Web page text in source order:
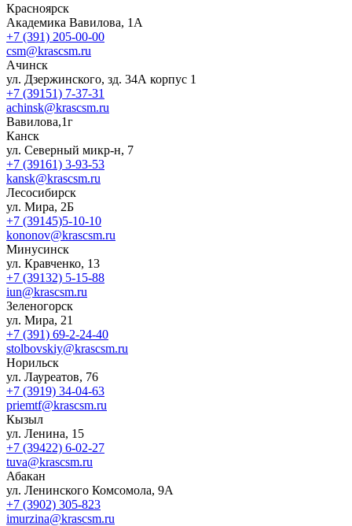
Красноярск
Академика Вавилова, 1А
+7 (391) 205-00-00
csm@krascsm.ru
Ачинск
ул. Дзержинского, зд. 34А корпус 1
+7 (39151) 7-37-31
achinsk@krascsm.ru
Вавилова,1г
Канск
ул. Северный микр-н, 7
+7 (39161) 3-93-53
kansk@krascsm.ru
Лесосибирск
ул. Мира, 2Б
+7 (39145)5-10-10
kononov@krascsm.ru
Минусинск
ул. Кравченко, 13
+7 (39132) 5-15-88
iun@krascsm.ru
Зеленогорск
ул. Мира, 21
+7 (391) 69-2-24-40
stolbovskiy@krascsm.ru
Норильск
ул. Лауреатов, 76
+7 (3919) 34-04-63
priemtf@krascsm.ru
Кызыл
ул. Ленина, 15
+7 (39422) 6-02-27
tuva@krascsm.ru
Абакан
ул. Ленинского Комсомола, 9А
+7 (3902) 305-823
imurzina@krascsm.ru